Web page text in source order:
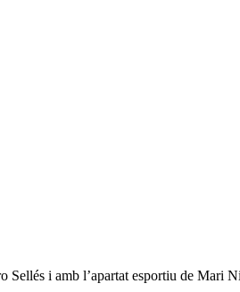
i amb l’apartat esportiu de Mari